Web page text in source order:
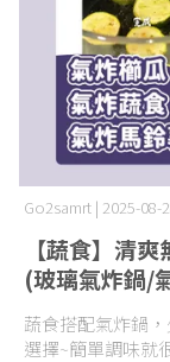
【蔬食】清
(玻璃氣炸鍋/
評價/空氣炸鍋
Go2samrt | 2025-08-
蔬食搭配氣炸鍋
選擇~簡單調味就